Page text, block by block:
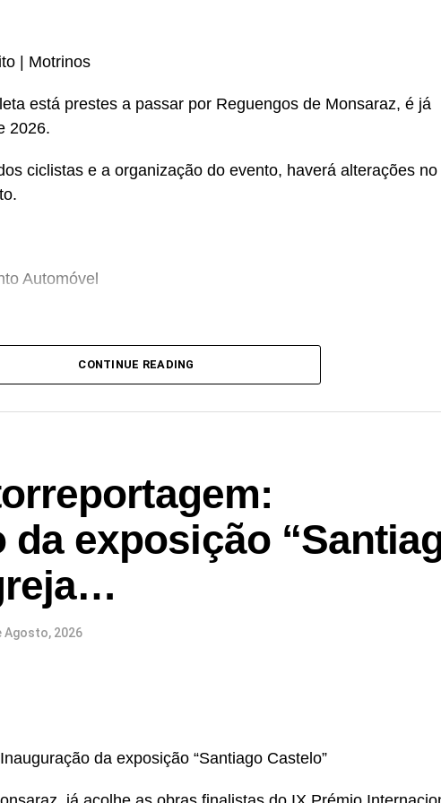
| Motrinos
está prestes a passar por Reguengos de Monsaraz, é já
2026.
ciclistas e a organização do evento, haverá alterações no
Automóvel
todos os residentes e condutores. Por favor, evite estacionar
para que a prova possa decorrer da melhor forma.
CONTINUE READING
da exposição
Agosto, 2026
da exposição “Santiago Castelo”